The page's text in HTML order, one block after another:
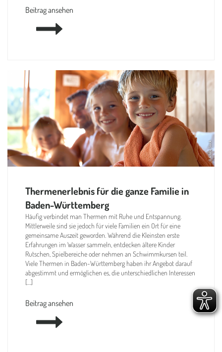
Beitrag ansehen
Thermenerlebnis für die ganze Familie in
Baden-Württemberg
Häufig verbindet man Thermen mit Ruhe und Entspannung.
Mittlerweile sind sie jedoch für viele Familien ein Ort für eine
gemeinsame Auszeit geworden. Während die Kleinsten erste
Erfahrungen im Wasser sammeln, entdecken ältere Kinder
Rutschen, Spielbereiche oder nehmen an Schwimmkursen teil.
Viele Thermen in Baden-Württemberg haben ihr Angebot darauf
abgestimmt und ermöglichen es, die unterschiedlichen Interessen
[…]
Beitrag ansehen